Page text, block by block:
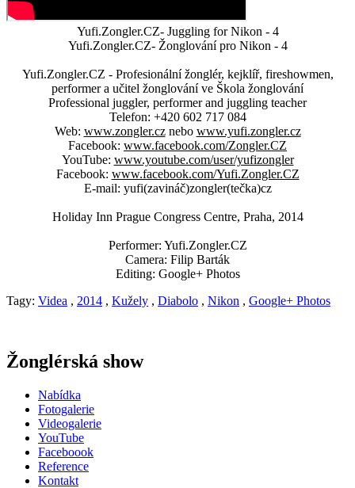
Yufi.Zongler.CZ- Juggling for Nikon - 4
Yufi.Zongler.CZ- Žonglování pro Nikon - 4
Yufi.Zongler.CZ - Profesionální žonglér, kejklíř, fireshowmen,
performer a učitel žonglování ve Škola žonglování
Professional juggler, performer and juggling teacher
Telefon: +420 602 717 084
Web: www.zongler.cznebo www.yufi.zongler.cz
Facebook: www.facebook.com/Zongler.CZ
YouTube: www.youtube.com/user/yufizongler
Facebook: www.facebook.com/Yufi.Zongler.CZ
E-mail: yufi(zavináč)zongler(tečka)cz
Holiday Inn Prague Congress Centre, Praha, 2014
Performer: Yufi.Zongler.CZ
Camera: Filip Barták
Editing: Google+ Photos
Tagy: Videa , 2014 , Kužely , Diabolo , Nikon , Google+ Photos
Žonglérská show
Nabídka
Fotogalerie
Videogalerie
YouTube
Faceboook
Reference
Kontakt